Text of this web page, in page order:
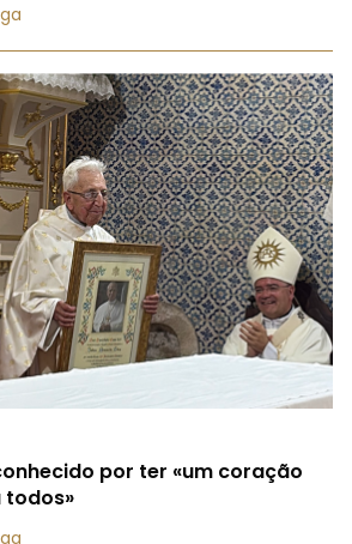
por ter «um coração
todos»